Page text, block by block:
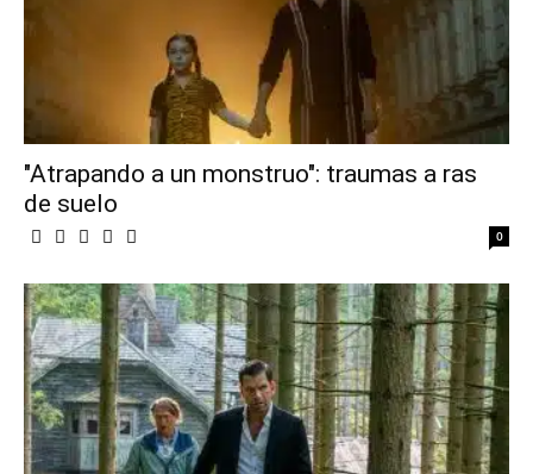
"Atrapando a un monstruo": traumas a ras
de suelo
0